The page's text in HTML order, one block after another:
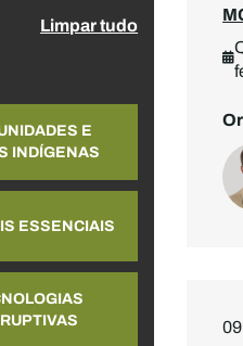
Limpar tudo
E
INDÍGENAS
ESSENCIAIS